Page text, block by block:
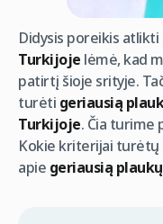
Didysis poreikis atlikti
Turkijoje lėmė, kad
patirtį šioje srityje.
turėti geriausią
Turkijoje. Čia turime
Kokie kriterijai
apie geriausią